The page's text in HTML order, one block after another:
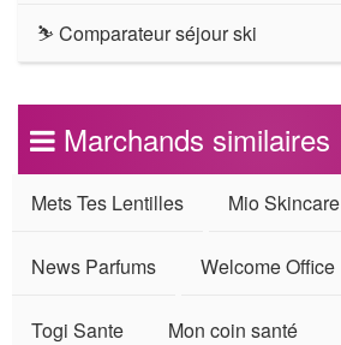
⛷ Comparateur séjour ski
Marchands similaires
Mets Tes Lentilles Mio Skincare
News Parfums Welcome Office
Togi Sante Mon coin santé